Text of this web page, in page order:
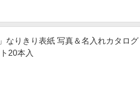
なりきり表紙 写真＆名入れカタロ
20本入